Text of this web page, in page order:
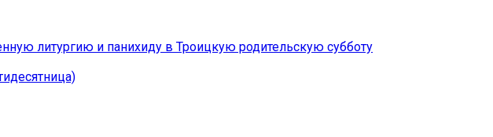
литургию и панихиду в Троицкую родительскую субботу